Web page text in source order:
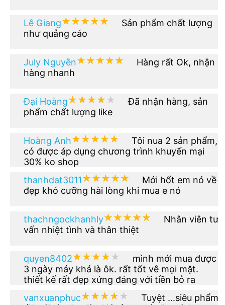
Lê Giang★★★★★
★★★★★
Sản phẩm chất lượng
như quảng cáo
July Nguyễn★★★★★
★★★★★
Hàng rất Ok, nhận
hàng nhanh
Đại Hoàng★★★★★
★★★★★
Đã nhận hàng, sản
phẩm chất lượng like
Hoàng Anh★★★★★
★★★★★
Tôi nua 2 sản phẩm,
có được áp dụng chương trình khuyến mại
30% ko shop
thanhdat3011★★★★★
★★★★★
Mới hốt em nó về
đẹp khó cưỡng hài lòng khi mua e nó
thachngockhanhly★★★★★
★★★★★
Nhân viên tư
vấn nhiệt tình và thân thiệt
quyen8402★★★★★
★★★★★
mình mới mua được
3 ngày máy khá là ôk. rất tốt vê mọi mặt.
thiết kế rất đẹp xứng đáng với tiền bỏ ra
vanxuanphuc★★★★★
★★★★★
Tuyệt ...siêu phẩm